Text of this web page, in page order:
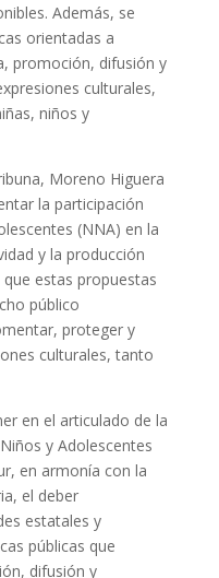
Además, se
orientadas a
promoción, difusión y
culturales,
niños y
Moreno Higuera
la participación
(NNA) en la
y la producción
estas propuestas
público
proteger y
culturales, tanto
en el articulado de la
y Adolescentes
en armonía con la
el deber
estatales y
públicas que
difusión y